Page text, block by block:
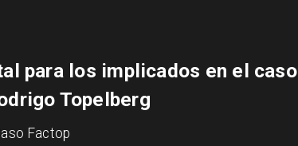
para los implicados en el caso
Topelberg
Factop